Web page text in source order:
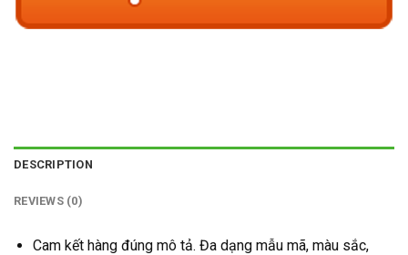
DESCRIPTION
REVIEWS (0)
Cam kết hàng đúng mô tả. Đa dạng mẫu mã, màu sắc,